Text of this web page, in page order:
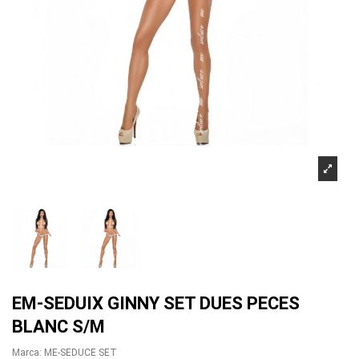
EM-SEDUIX GINNY SET DUES PECES
BLANC S/M
Marca: ME-SEDUCE SET